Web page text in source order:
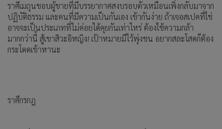
ราศีเมถุนชอบผู้ชายที่มีบรรยากาศสงบรอบตัวเหมือนเพิ่งกลับมาจาก
ปฏิบัติธรรม และคนที่มีความเป็นกันเอง เข้ากันง่าย ถ้าเจอสเปคที่ใช่
อาจจะเป็นประเภทที่ไม่ค่อยได้คุยกันเท่าไหร่ ต้องใช้ความกล้า
มากกว่านี้ สู้เขาสิวะอิหญิง! เป้าหมายมีไว้พุ่งชน อยากสละโสดก็ต้อง
กระโดดเข้าหานะ
ราศีกรกฎ